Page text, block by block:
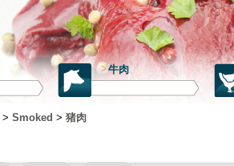
>牛肉
> Smoked > 猪肉